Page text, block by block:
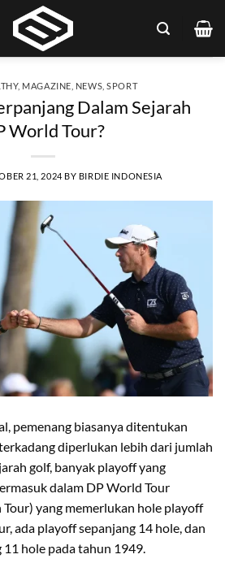
, MAGAZINE NEWS ,SPORT
Dalam Sejarah
World Tour?
21, 2024 BY BIRDIE INDONESIA
pemenang biasanya ditentukan
diperlukan lebih dari jumlah
golf, banyak playoff yang
dalam DP World Tour
yang memerlukan hole playoff
ada playoff sepanjang 14 hole, dan
11 hole pada tahun 1949.